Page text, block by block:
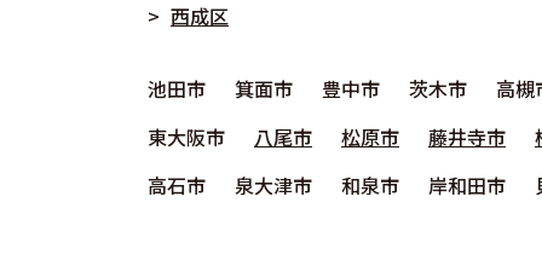
西成区
池田市 箕面市 豊中市 茨木市
高槻
東大阪市
八尾市 松原市 藤井寺市
高石市
泉大津市 和泉市 岸和田市